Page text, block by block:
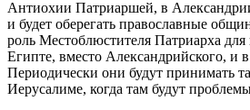
Антиохии Патриаршей, в
и будет оберегать православные
роль Местоблюстителя Патриарха
Египте, вместо Александрийского, и
Периодически они будут принимать
Иерусалиме, когда там будут